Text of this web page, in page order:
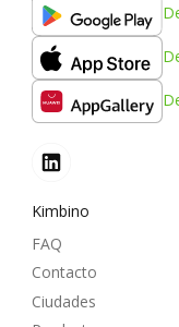
Kimbino
FAQ
Contacto
Ciudades